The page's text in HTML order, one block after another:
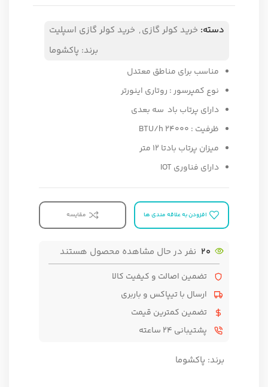
دسته: خرید کولر گازی, خرید کولر گازی اسپلیت
برند: پاکشوما
مناسب برای مناطق معتدل
نوع کمپرسور : روتاری اینورتر
دارای پرتاب باد سه بعدی
ظرفیت : BTU/h 24000
میزان پرتاب بادتا 12 متر
دارای فناوری IOT
افزودن به علاقه مندی ها مقایسه
20 نفر در حال مشاهده محصول هستند
تضمین اصالت و کیفیت کالا
ارسال با تیپاکس و باربری
تضمین کمترین قیمت
پشتیبانی ۲۴ ساعته
برند: پاکشوما